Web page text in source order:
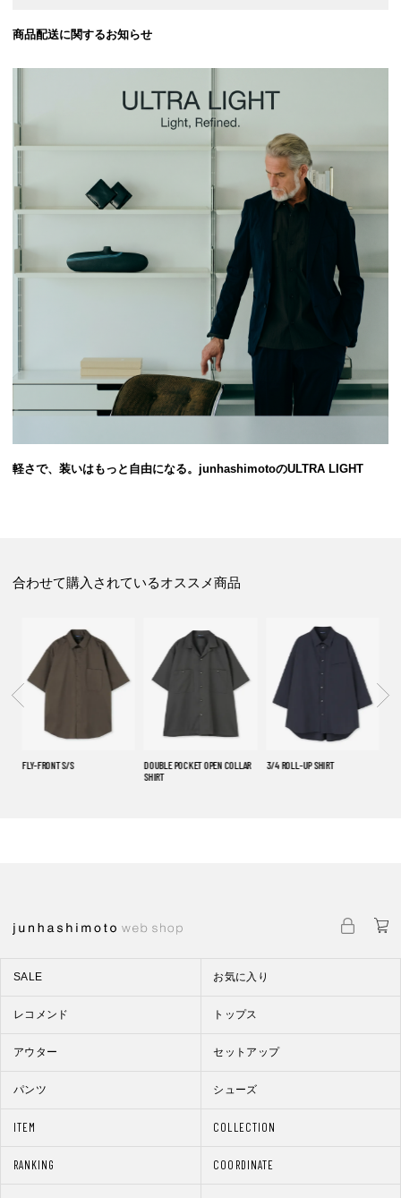
商品配送に関するお知らせ
軽さで、装いはもっと自由になる。junhashimotoのULTRA LIGHT
合わせて購入されているオススメ商品
FLY-FRONT S/S
DOUBLE POCKET OPEN COLLAR
SHIRT
3/4 ROLL-UP SHIRT
ITEM COLLECTION
RANKING COORDINATE
SALE お気に入り
レコメンド トップス
アウター セットアップ
パンツ シューズ